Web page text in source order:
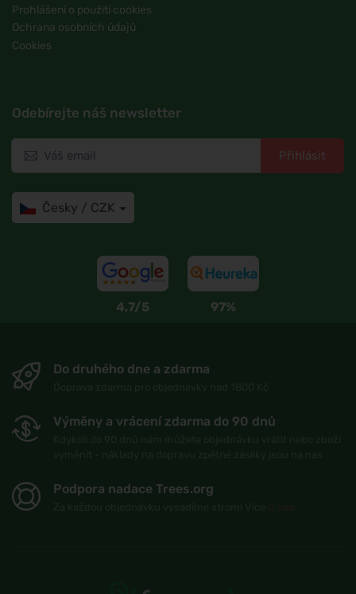
Prohlášení o použití cookies
Ochrana osobních údajů
Cookies
Odebírejte náš newsletter
Přihlásit
Česky / CZK
4,7/5 97%
Do druhého dne a zdarma
Výměny a vrácení zdarma do 90 dnů
Podpora nadace Trees.org